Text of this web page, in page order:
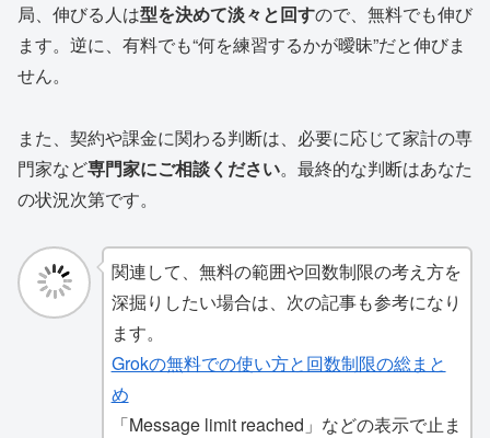
局、伸びる人は型を決めて淡々と回すので、無料でも伸び
ます。逆に、有料でも“何を練習するかが曖昧”だと伸びま
せん。
また、契約や課金に関わる判断は、必要に応じて家計の専
門家など専門家にご相談ください。最終的な判断はあなた
の状況次第です。
関連して、無料の範囲や回数制限の考え方を
深掘りしたい場合は、次の記事も参考になり
ます。
Grokの無料での使い方と回数制限の総まと
め
「Message limit reached」などの表示で止ま